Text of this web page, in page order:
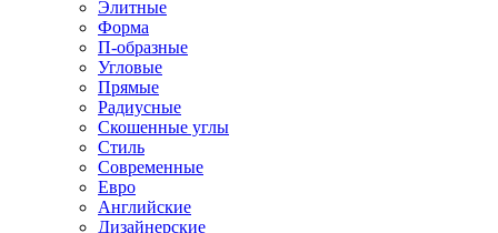
Элитные
Форма
П-образные
Угловые
Прямые
Радиусные
Скошенные углы
Стиль
Современные
Евро
Английские
Дизайнерские